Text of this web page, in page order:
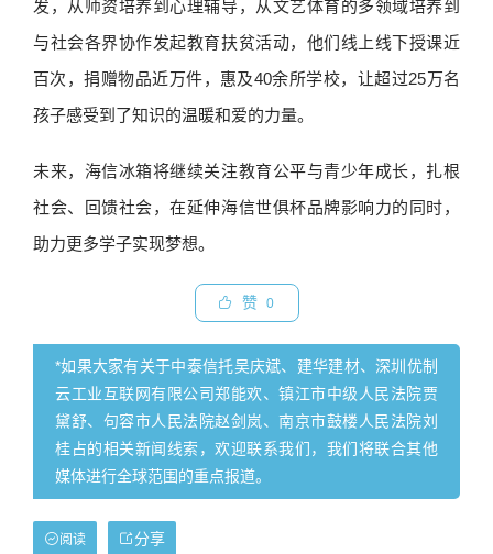
发，从师资培养到心理辅导，从文艺体育的多领域培养到
与社会各界协作发起教育扶贫活动，他们线上线下授课近
百次，捐赠物品近万件，惠及40余所学校，让超过25万名
孩子感受到了知识的温暖和爱的力量。
未来，海信冰箱将继续关注教育公平与青少年成长，扎根
社会、回馈社会，在延伸海信世俱杯品牌影响力的同时，
助力更多学子实现梦想。
赞 0
*如果大家有关于中泰信托吴庆斌、建华建材、深圳优制
云工业互联网有限公司郑能欢、镇江市中级人民法院贾
黛舒、句容市人民法院赵剑岚、南京市鼓楼人民法院刘
桂占的相关新闻线索，欢迎联系我们，我们将联合其他
媒体进行全球范围的重点报道。
分享
阅读